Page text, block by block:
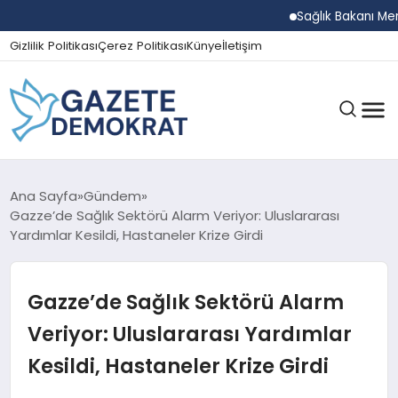
Sağlık Bakanı
Gizlilik PolitikasıÇerez PolitikasıKünyeİletişim
GÜNDEM
EKONOMI
SPOR
Ana Sayfa Gündem
Gazze’de Sağlık Sektörü Alarm Veriyor: Uluslararası
Yardımlar Kesildi, Hastaneler Krize Girdi
Gazze’de Sağlık Sektörü Alarm
Veriyor: Uluslararası Yardımlar
Kesildi, Hastaneler Krize Girdi